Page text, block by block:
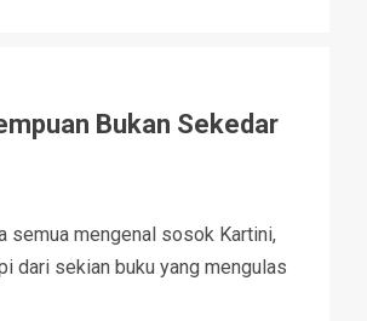
Bukan Sekedar
semua mengenal sosok Kartini,
dari sekian buku yang mengulas